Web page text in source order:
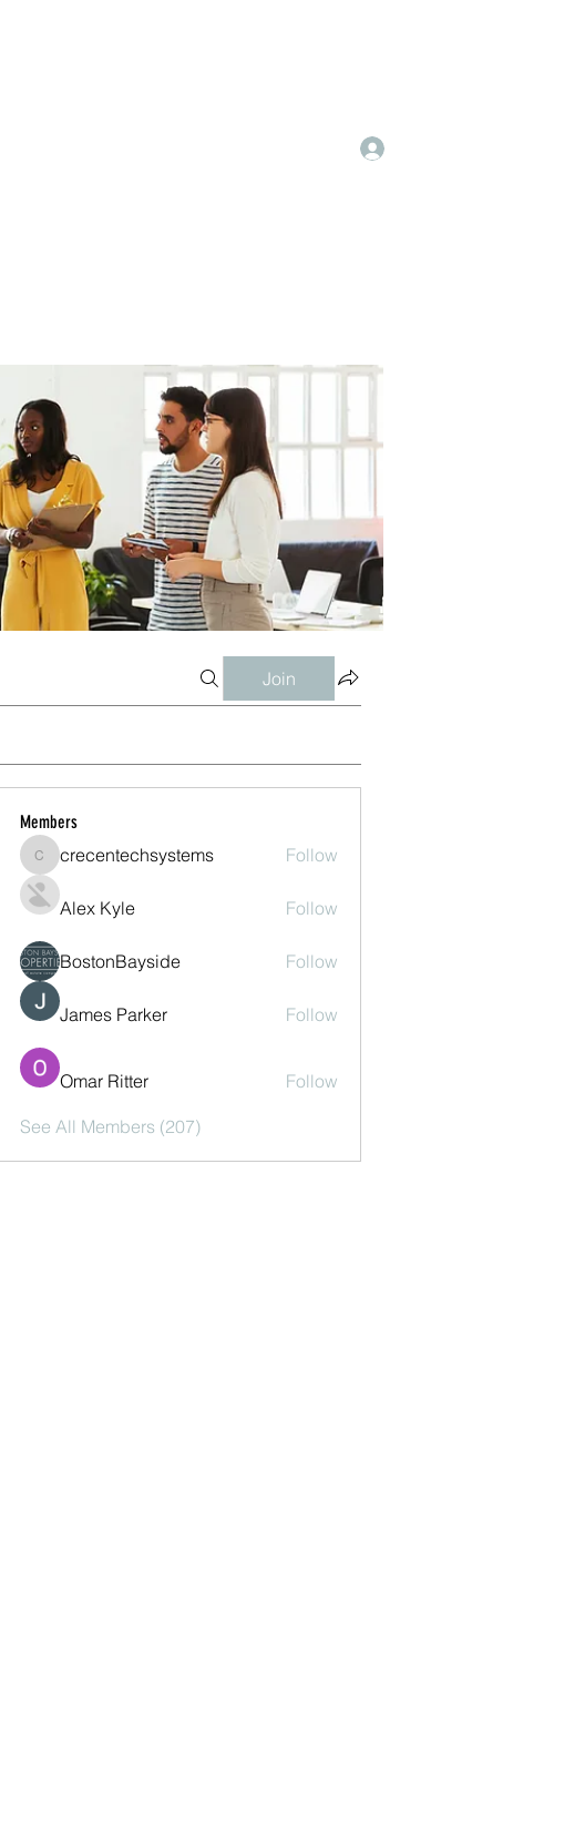
Join
Members
crecentechsystems
crecentechsystems Follow
Alex Kyle Follow
BostonBayside Follow
James Parker Follow
Omar Ritter Follow
See All Members (207)